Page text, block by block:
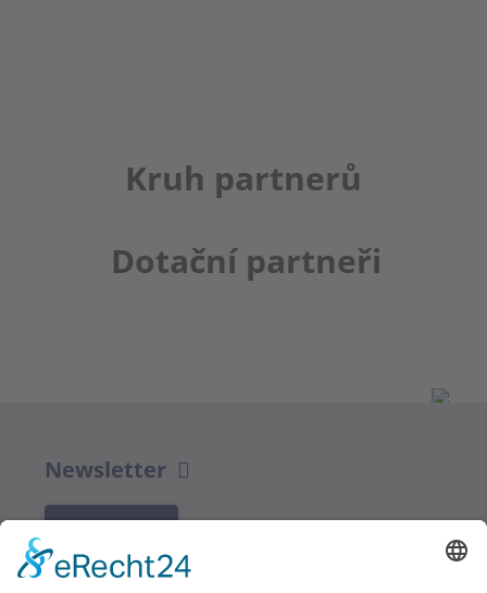
Kruh partnerů
Dotační partneři
Newsletter